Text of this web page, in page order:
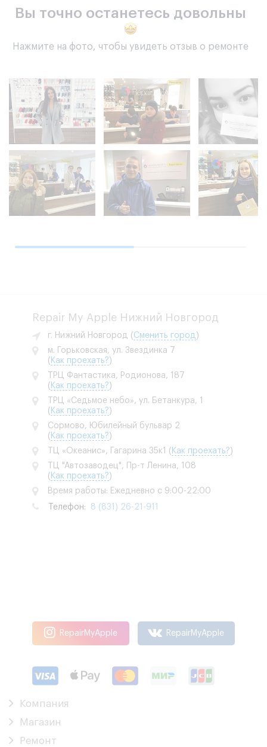
Вы точно останетесь довольны
Нажмите на фото, чтобы увидеть отзыв о ремонте
Repair My Apple Нижний Новгород
г. Нижний Новгород ( Сменить город )
м. Горьковская, ул. Звездинка 7
( Как проехать? )
ТРЦ Фантастика, Родионова, 187
( Как проехать? )
ТРЦ «Седьмое небо», ул. Бетанкура, 1
( Как проехать? )
Сормово, Юбилейный бульвар 2
( Как проехать? )
ТЦ «Океанис», Гагарина 35к1
( Как проехать? )
ТЦ "Автозаводец", Пр-т Ленина, 108
( Как проехать? )
Время работы: Ежедневно с 9:00-22:00
Телефон: 8 (831) 26-21-911
RepairMyApple RepairMyApple
Компания
Магазин
Ремонт